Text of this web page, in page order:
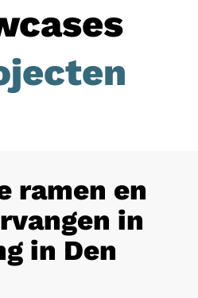
ramen en
in
in Den